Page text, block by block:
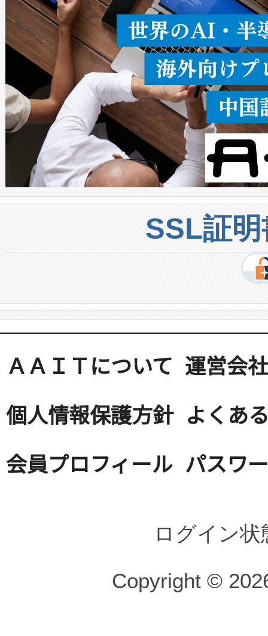
密度なスキャ […]
SSL証
ＡＡＩＴについて 運営会社
個人情報保護方針 よくあ
会員プロフィール パスワ
ログイン
Copyright ©